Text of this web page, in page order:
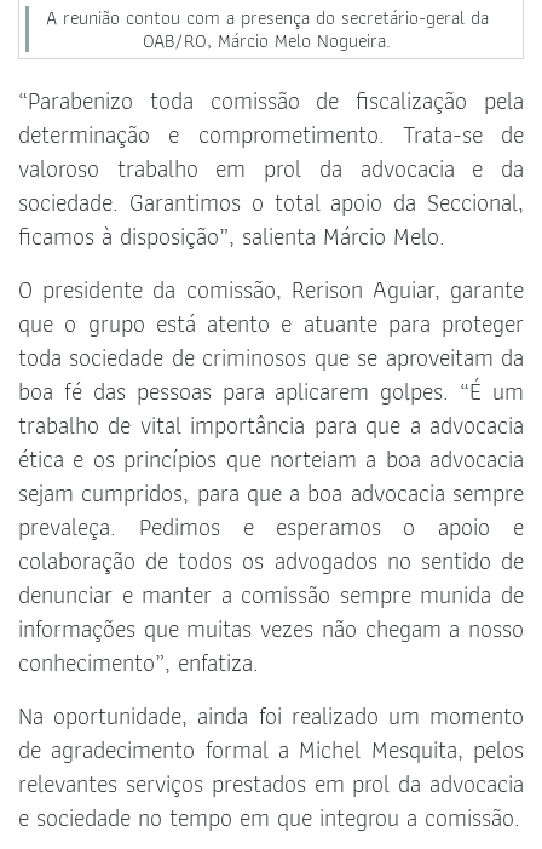
A reunião contou com a presença do secretário-geral da
OAB/RO, Márcio Melo Nogueira.
“Parabenizo toda comissão de fiscalização pela
determinação e comprometimento. Trata-se de
valoroso trabalho em prol da advocacia e da
sociedade. Garantimos o total apoio da Seccional,
ficamos à disposição”, salienta Márcio Melo.
O presidente da comissão, Rerison Aguiar, garante
que o grupo está atento e atuante para proteger
toda sociedade de criminosos que se aproveitam da
boa fé das pessoas para aplicarem golpes. “É um
trabalho de vital importância para que a advocacia
ética e os princípios que norteiam a boa advocacia
sejam cumpridos, para que a boa advocacia sempre
prevaleça. Pedimos e esperamos o apoio e
colaboração de todos os advogados no sentido de
denunciar e manter a comissão sempre munida de
informações que muitas vezes não chegam a nosso
conhecimento”, enfatiza.
Na oportunidade, ainda foi realizado um momento
de agradecimento formal a Michel Mesquita, pelos
relevantes serviços prestados em prol da advocacia
e sociedade no tempo em que integrou a comissão.